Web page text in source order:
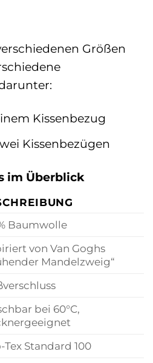
Größen
Kissenbezug
Kissenbezügen
im Überblick
Baumwolle
von Van Goghs
Mandelzweig“
bei 60°C,
Tex Standard 100